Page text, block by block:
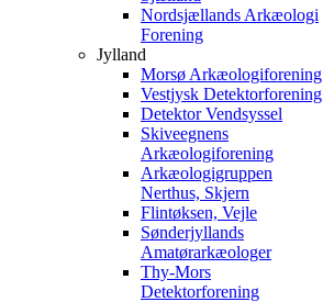
Nordsjællands Arkæologi
Forening
Jylland
Morsø Arkæologiforening
Vestjysk Detektorforening
Detektor Vendsyssel
Skiveegnens
Arkæologiforening
Arkæologigruppen
Nerthus, Skjern
Flintøksen, Vejle
Sønderjyllands
Amatørarkæologer
Thy-Mors
Detektorforening